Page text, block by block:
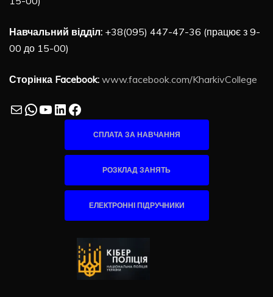
Навчальний відділ: +38(095) 447-47-36 (працює з 9-
00 до 15-00)
Сторінка Facebook: www.facebook.com/KharkivCollege
MailWhatsApp
YouTube
LinkedIn
Facebook
СПЛАТА ЗА НАВЧАННЯ
РОЗКЛАД ЗАНЯТЬ
ЕЛЕКТРОННІ ПІДРУЧНИКИ